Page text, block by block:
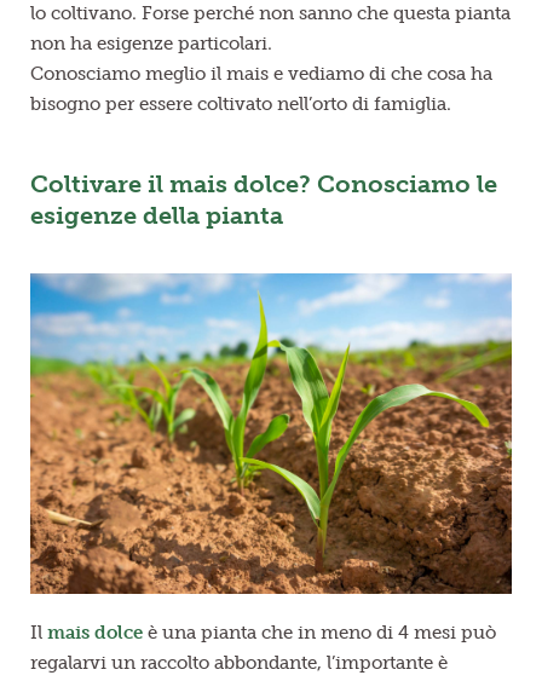
lo coltivano. Forse perché non sanno che questa pianta
non ha esigenze particolari.
Conosciamo meglio il mais e vediamo di che cosa ha
bisogno per essere coltivato nell’orto di famiglia.
Coltivare il mais dolce? Conosciamo le
esigenze della pianta
Il mais dolce è una pianta che in meno di 4 mesi può
regalarvi un raccolto abbondante, l’importante è